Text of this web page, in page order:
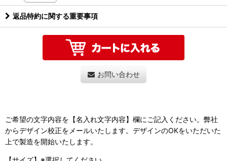
返品特約に関する重要事項
お問い合わせ
ご希望の文字内容を【名入れ文字内容】欄にご記入ください。弊社
からデザイン校正をメールいたします。デザインのOKをいただいた
上で製造を開始いたします。